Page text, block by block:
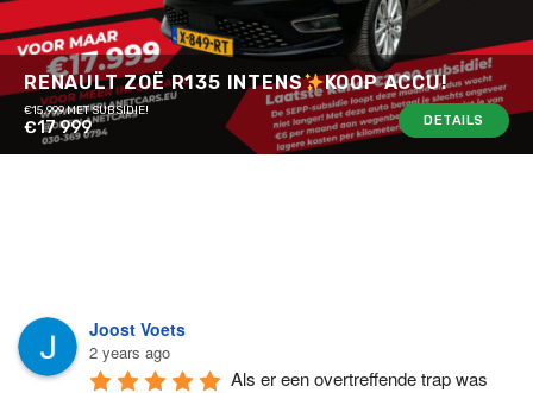
RENAULT ZOË R135 INTENS KOOP ACCU!
€15.999 MET SUBSIDIE!
€17 999 DETAILS
Joost Voets
2 years ago
Als er een overtreffende trap was